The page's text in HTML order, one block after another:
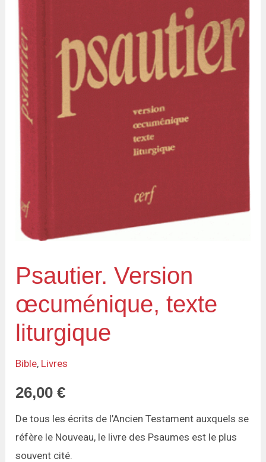
Psautier. Version
œcuménique, texte
liturgique
Bible, Livres
26,00€
De tous les écrits de l’Ancien Testament auxquels se
réfère le Nouveau, le livre des Psaumes est le plus
souvent cité.